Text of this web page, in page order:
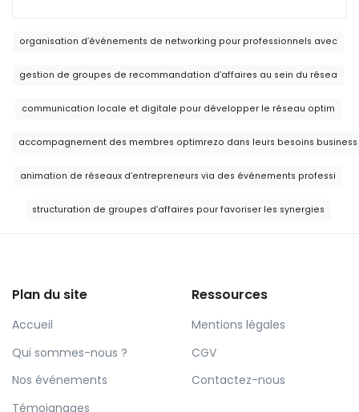
organisation d’événements de networking pour professionnels avec
gestion de groupes de recommandation d’affaires au sein du résea
communication locale et digitale pour développer le réseau optim
accompagnement des membres optimrezo dans leurs besoins business
animation de réseaux d’entrepreneurs via des événements professi
structuration de groupes d’affaires pour favoriser les synergies
Plan du site
Accueil
Qui sommes-nous ?
Nos événements
Témoignages
Ressources
Mentions légales
CGV
Contactez-nous